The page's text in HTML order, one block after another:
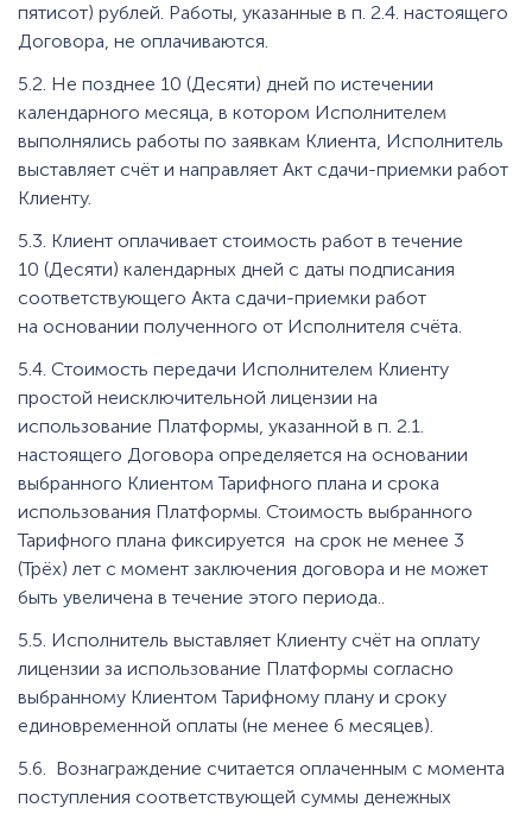
пятисот) рублей. Работы, указанные в п. 2.4. настоящего
Договора, не оплачиваются.
5.2. Не позднее 10 (Десяти) дней по истечении
календарного месяца, в котором Исполнителем
выполнялись работы по заявкам Клиента, Исполнитель
выставляет счёт и направляет Акт сдачи-приемки работ
Клиенту.
5.3. Клиент оплачивает стоимость работ в течение
10 (Десяти) календарных дней с даты подписания
соответствующего Акта сдачи-приемки работ
на основании полученного от Исполнителя счёта.
5.4. Стоимость передачи Исполнителем Клиенту
простой неисключительной лицензии на
использование Платформы, указанной в п. 2.1.
настоящего Договора определяется на основании
выбранного Клиентом Тарифного плана и срока
использования Платформы. Стоимость выбранного
Тарифного плана фиксируется на срок не менее 3
(Трёх) лет с момент заключения договора и не может
быть увеличена в течение этого периода..
5.5. Исполнитель выставляет Клиенту счёт на оплату
лицензии за использование Платформы согласно
выбранному Клиентом Тарифному плану и сроку
единовременной оплаты (не менее 6 месяцев).
5.6. Вознаграждение считается оплаченным с момента
поступления соответствующей суммы денежных